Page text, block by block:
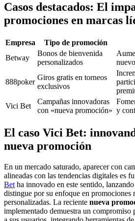
Casos destacados: El
promociones en marcas
Empresa Tipo de promoción
Betway
Bonos de bienvenida
personalizados
888poker
Giros gratis en torneos
exclusivos
Vici Bet
Campañas innovadoras
con «nueva promoción» y
El caso Vici Bet:
nueva promoción
En un mercado saturado, aparecer con
alineadas con las tendencias digitales es
Bet ha innovado en este sentido,
distingue por su enfoque en promociones
personalizadas. La reciente nueva
implementado demuestra un compromiso